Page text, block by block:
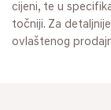
cijeni, te u
točniji. Za
ovlaštenog